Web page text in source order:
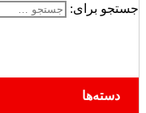
جستجو برای:
دسته‌ها